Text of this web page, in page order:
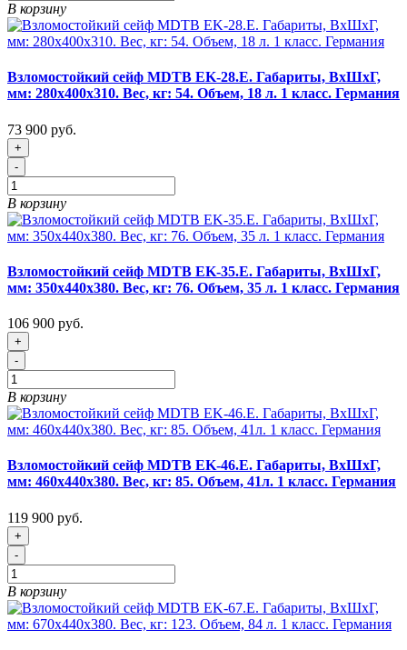
В корзину
Взломостойкий сейф MDTB EK-28.E. Габариты, ВxШxГ,
мм: 280х400х310. Вес, кг: 54. Объем, 18 л. 1 класс. Германия
73 900 руб.
+
-
В корзину
Взломостойкий сейф MDTB EK-35.E. Габариты, ВxШxГ,
мм: 350х440х380. Вес, кг: 76. Объем, 35 л. 1 класс. Германия
106 900 руб.
+
-
В корзину
Взломостойкий сейф MDTB EK-46.E. Габариты, ВxШxГ,
мм: 460х440х380. Вес, кг: 85. Объем, 41л. 1 класс. Германия
119 900 руб.
+
-
В корзину